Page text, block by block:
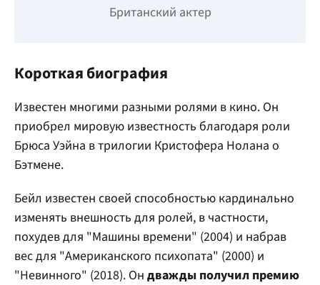
Британский актер
Короткая биография
Известен многими разными ролями в кино. Он
приобрел мировую известность благодаря роли
Брюса Уэйна в трилогии Кристофера Нолана о
Бэтмене.
Бейл известен своей способностью кардинально
изменять внешность для ролей, в частности,
похудев для "Машины времени" (2004) и набрав
вес для "Американского психопата" (2000) и
"Невинного" (2018). Он дважды получил премию